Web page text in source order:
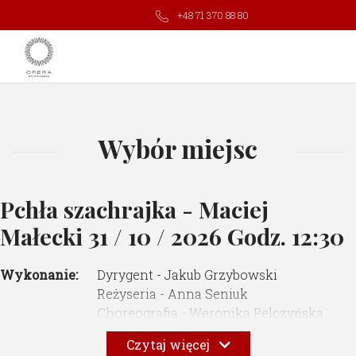
+48 71 370 88 80
Wybór miejsc
Pchła szachrajka - Maciej
Małecki 31 / 10 / 2026 Godz. 12:30
Wykonanie:
Dyrygent - Jakub Grzybowski
Reżyseria - Anna Seniuk
Choreografia - Weronika Pelczyńska
Scenografia i kostiumy - Anna Sekuła
Reżyseria świateł - Katarzyna Łuszczyk
Czytaj więcej